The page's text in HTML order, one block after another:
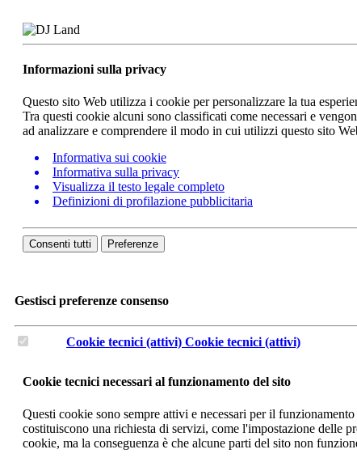
Informazioni sulla privacy
Questo sito Web utilizza i cookie per personalizzare la tua
Tra questi cookie alcuni sono classificati come necessari e
ad analizzare e comprendere il modo in cui utilizzi questo sito
Informativa sui cookie
Informativa sulla privacy
Visualizza il testo legale completo
Definizioni di profilazione pubblicitaria
Consenti tutti Preferenze
Gestisci preferenze consenso
Cookie tecnici (attivi) Cookie tecnici (attivi)
Cookie tecnici necessari al funzionamento del sito
Questi cookie sono sempre attivi e necessari per il
costituiscono una richiesta di servizi, come l'impostazione delle
cookie, ma la conseguenza è che alcune parti del sito non